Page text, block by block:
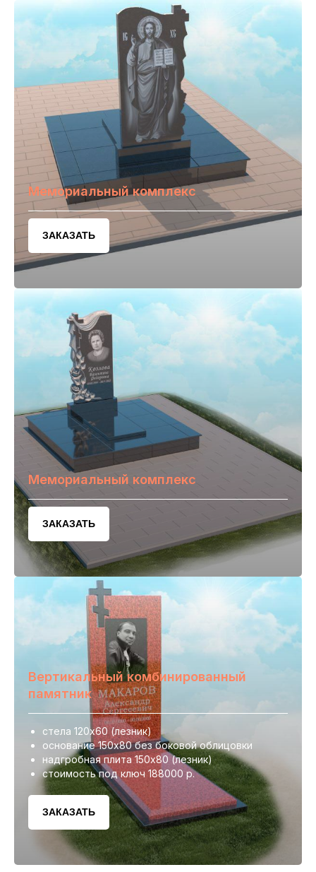
Мемориальный комплекс
ЗАКАЗАТЬ
Мемориальный комплекс
ЗАКАЗАТЬ
Вертикальный комбинированный
памятник
стела 120х60 (лезник)
основание 150х80 без боковой облицовки
надгробная плита 150х80 (лезник)
стоимость под ключ 188000 р.
ЗАКАЗАТЬ